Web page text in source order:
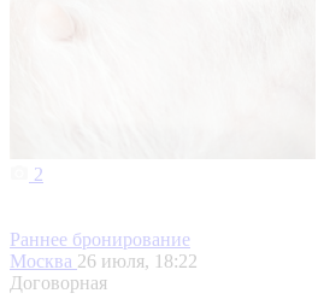
2
Раннее бронирование
Москва 26 июля, 18:22
Договорная